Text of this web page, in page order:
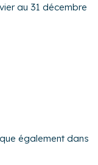
au 31 décembre
également dans